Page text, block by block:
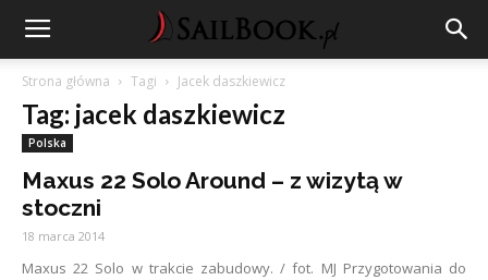
Strona główna Tagi Jacek daszkiewicz
Tag: jacek daszkiewicz
Polska
Maxus 22 Solo Around – z wizytą w
stoczni
18 marca 2014
Maxus 22 Solo w trakcie zabudowy. / fot. MJ Przygotowania do